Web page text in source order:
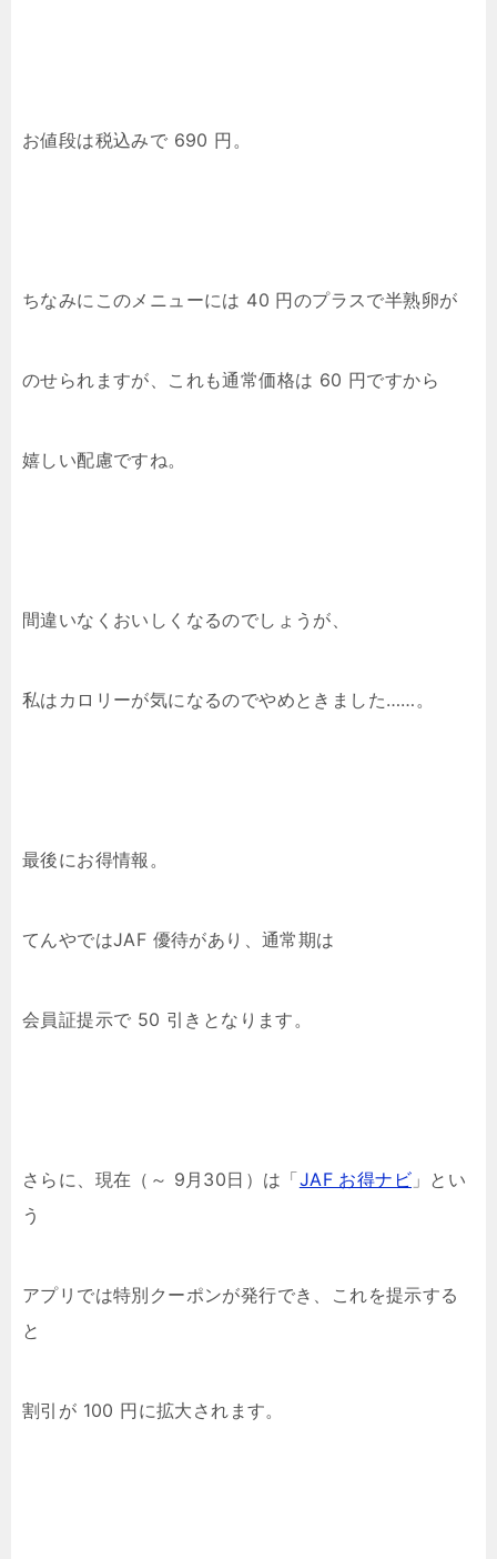
お値段は税込みで 690 円。
ちなみにこのメニューには 40 円のプラスで半熟卵が
のせられますが、これも通常価格は 60 円ですから
嬉しい配慮ですね。
間違いなくおいしくなるのでしょうが、
私はカロリーが気になるのでやめときました……。
最後にお得情報。
てんやではJAF 優待があり、通常期は
会員証提示で 50 引きとなります。
さらに、現在（～ 9月30日）は「JAF お得ナビ 」とい
う
アプリでは特別クーポンが発行でき、これを提示する
と
割引が 100 円に拡大されます。